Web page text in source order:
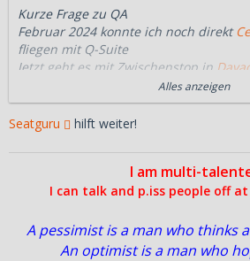
Kurze Frage zu QA
Februar 2024 konnte ich noch direkt
fliegen mit Q-Suite
Jetzt geht es mit Zwischenstop in
nach Frankfurt aber ohne Q-Suite nur
Hat QA da umgestellt?
Weil die normale Buisiness klingt für
berauschend
Gibt es gleichwertige Alternativen?
Alles anzeigen
Seatguru hilft weiter!
I am multi-
I can talk and p.iss people off
A pessimist is a man who thinks
An optimist is a man who